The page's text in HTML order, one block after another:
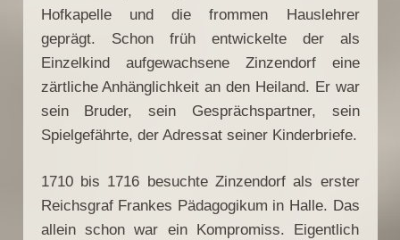
Hofkapelle und die frommen Hauslehrer
geprägt. Schon früh entwickelte der als
Einzelkind aufgewachsene Zinzendorf eine
zärtliche Anhänglichkeit an den Heiland. Er war
sein Bruder, sein Gesprächspartner, sein
Spielgefährte, der Adressat seiner Kinderbriefe.
1710 bis 1716 besuchte Zinzendorf als erster
Reichsgraf Frankes Pädagogikum in Halle. Das
allein schon war ein Kompromiss. Eigentlich